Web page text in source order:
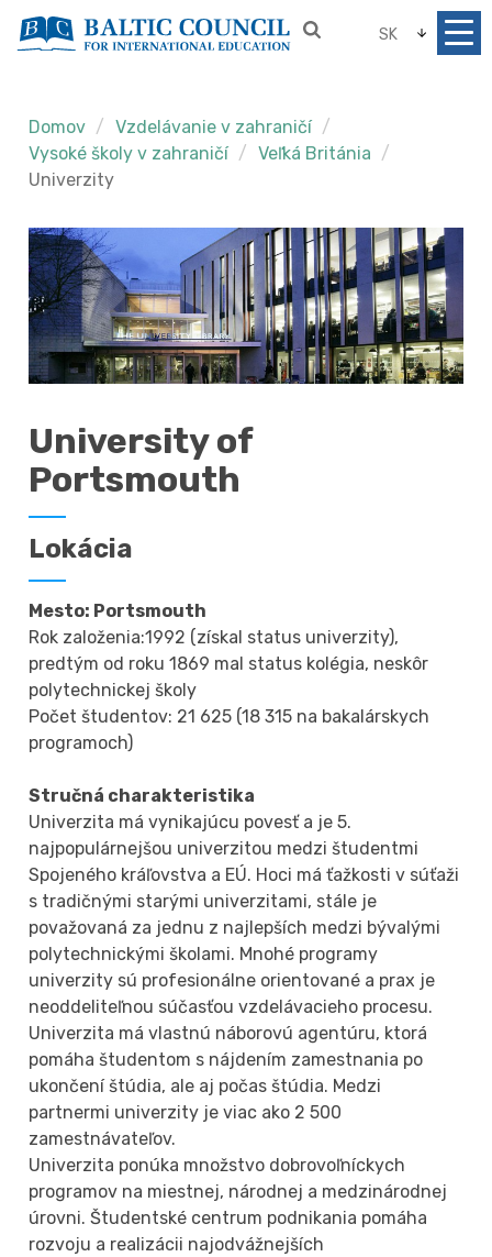
SK
Domov
Vzdelávanie v zahraničí
Vysoké školy v zahraničí
Veľká Británia
Univerzity
University of
Portsmouth
Lokácia
Mesto: Portsmouth
Rok založenia:1992 (získal status univerzity),
predtým od roku 1869 mal status kolégia, neskôr
polytechnickej školy
Počet študentov: 21 625 (18 315 na bakalárskych
programoch)
Stručná charakteristika
Univerzita má vynikajúcu povesť a je 5.
najpopulárnejšou univerzitou medzi študentmi
Spojeného kráľovstva a EÚ. Hoci má ťažkosti v súťaži
s tradičnými starými univerzitami, stále je
považovaná za jednu z najlepších medzi bývalými
polytechnickými školami. Mnohé programy
univerzity sú profesionálne orientované a prax je
neoddeliteľnou súčasťou vzdelávacieho procesu.
Univerzita má vlastnú náborovú agentúru, ktorá
pomáha študentom s nájdením zamestnania po
ukončení štúdia, ale aj počas štúdia. Medzi
partnermi univerzity je viac ako 2 500
zamestnávateľov.
Univerzita ponúka množstvo dobrovoľníckych
programov na miestnej, národnej a medzinárodnej
úrovni. Študentské centrum podnikania pomáha
rozvoju a realizácii najodvážnejších